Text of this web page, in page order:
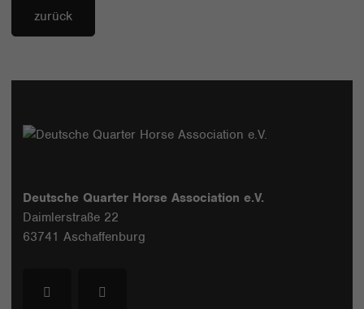
zurück
Deutsche Quarter Horse Association e.V.
Daimlerstraße 22
63741 Aschaffenburg